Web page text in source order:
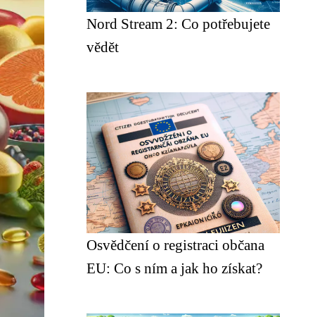
Nord Stream 2: Co potřebujete
vědět
Osvědčení o registraci občana
EU: Co s ním a jak ho získat?